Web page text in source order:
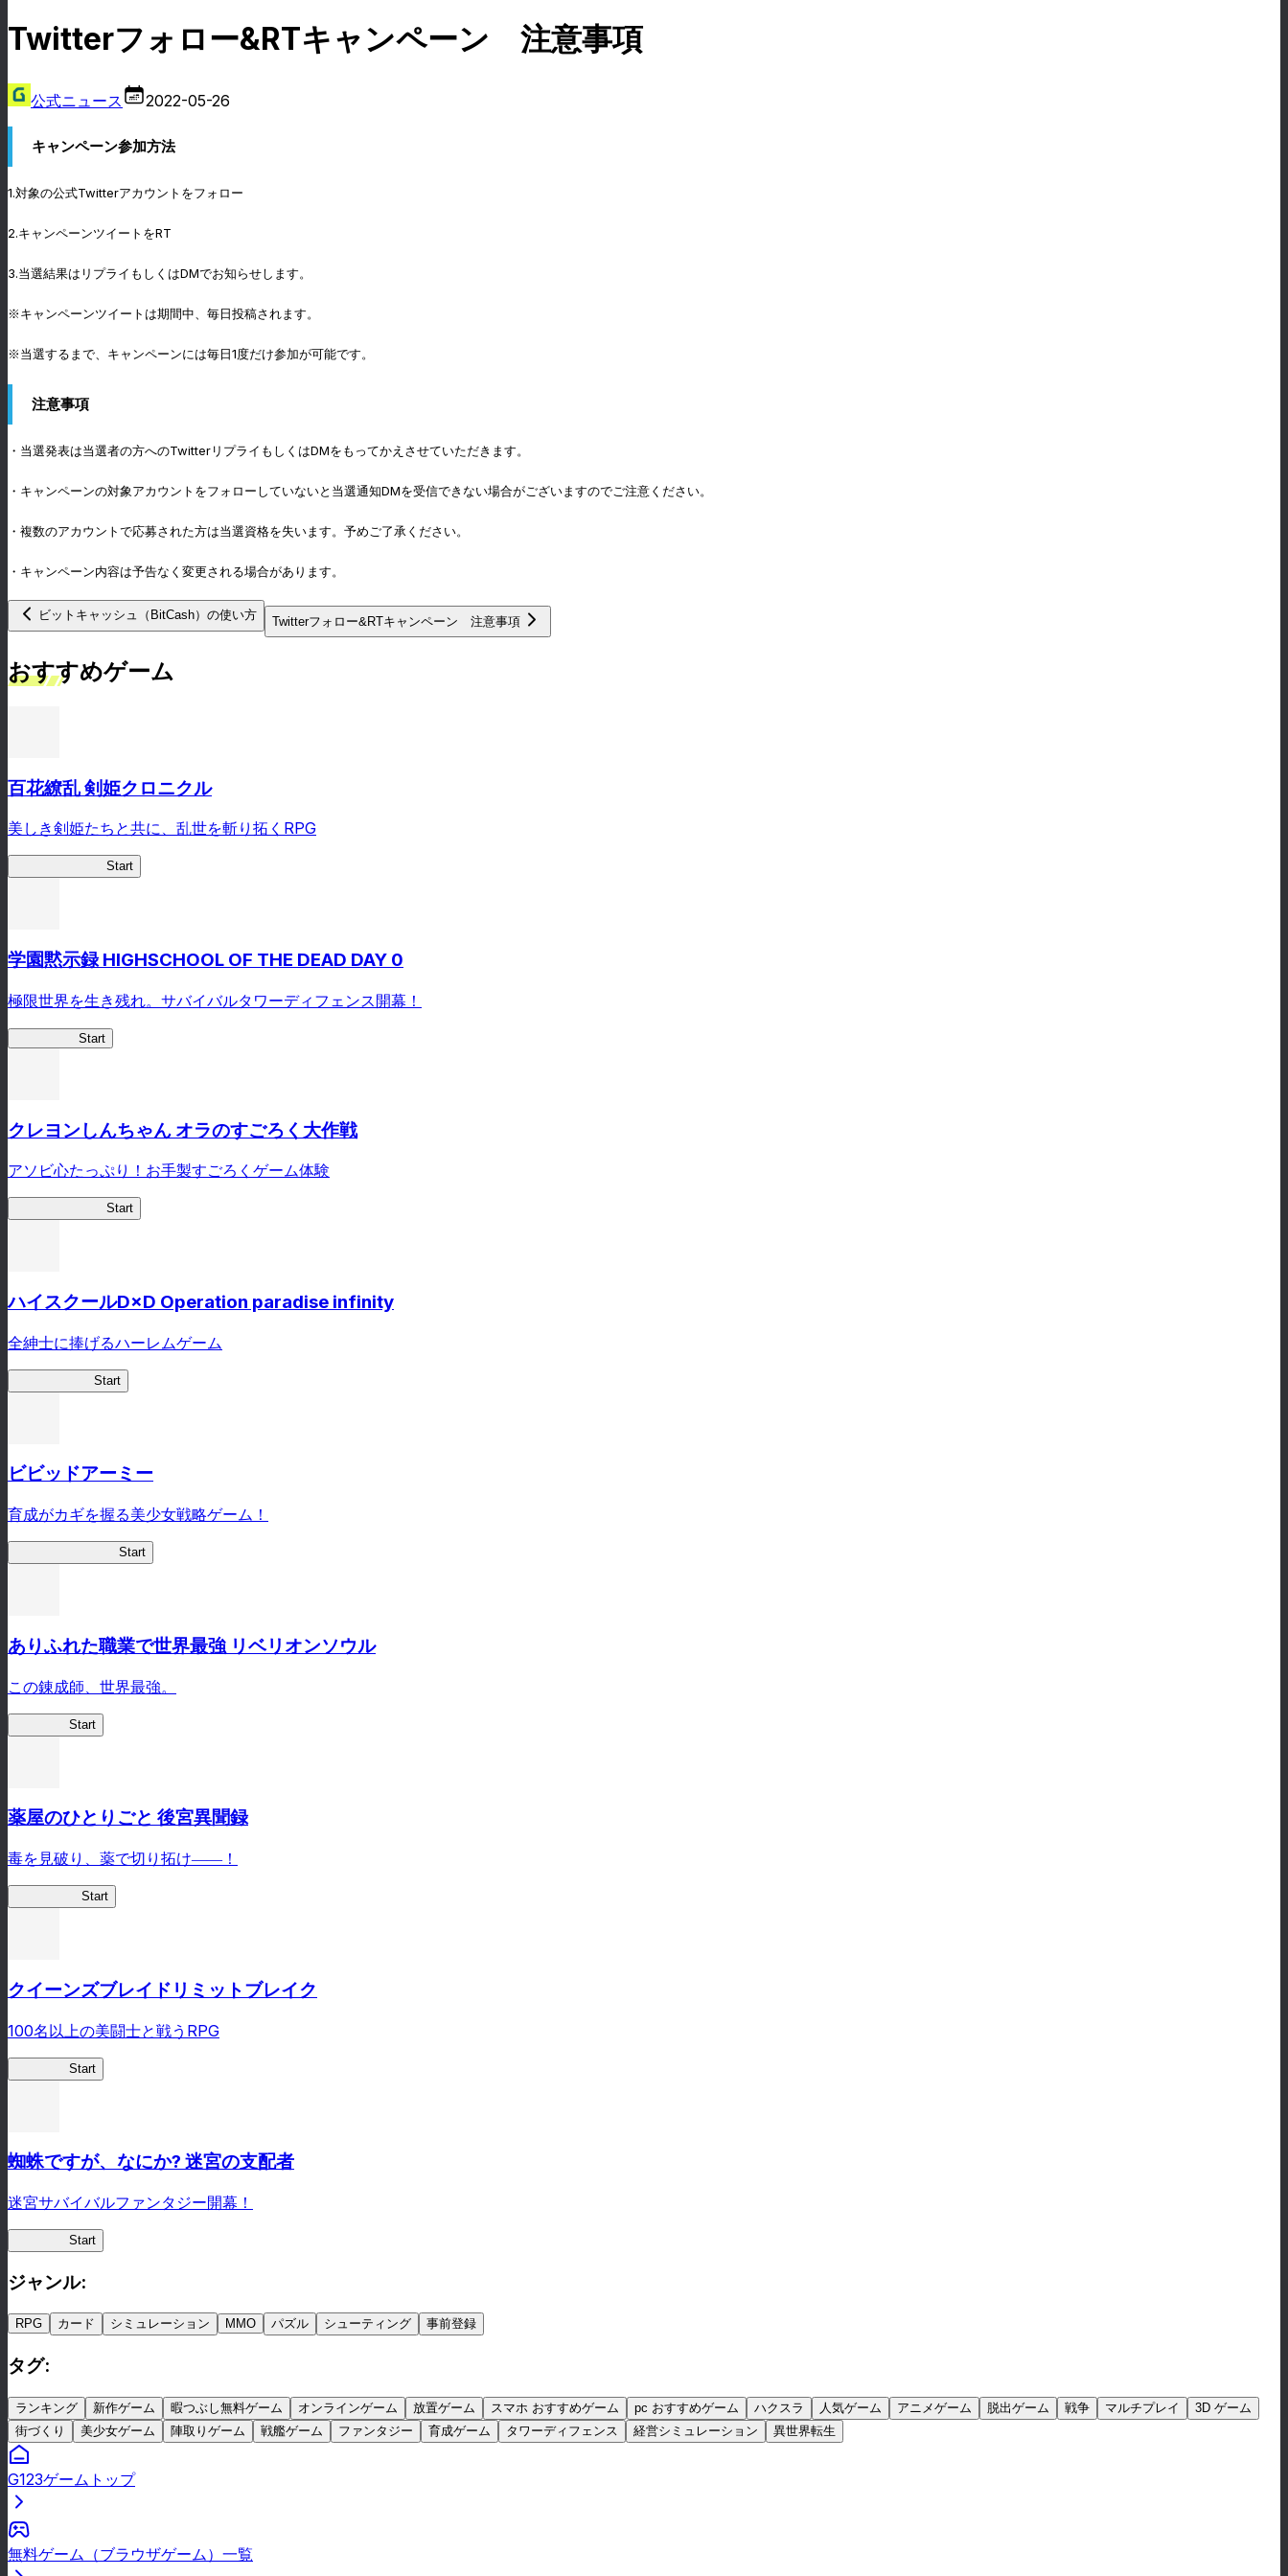
Twitterフォロー&RTキャンペーン 注意事項
公式ニュース 2022-05-26
キャンペーン参加方法
1.対象の公式Twitterアカウントをフォロー
2.キャンペーンツイートをRT
3.当選結果はリプライもしくはDMでお知らせします。
※キャンペーンツイートは期間中、毎日投稿されます。
※当選するまで、キャンペーンには毎日1度だけ参加が可能です。
注意事項
・当選発表は当選者の方へのTwitterリプライもしくはDMをもってかえさせていただきます。
・キャンペーンの対象アカウントをフォローしていないと当選通知DMを受信できない場合がございますのでご注意ください。
・複数のアカウントで応募された方は当選資格を失います。予めご了承ください。
・キャンペーン内容は予告なく変更される場合があります。
ビットキャッシュ（BitCash）の使い方 Twitterフォロー&RTキャンペーン 注意事項
おすすめゲーム
百花繚乱 剣姫クロニクル
美しき剣姫たちと共に、乱世を斬り拓くRPG
Start
学園黙示録 HIGHSCHOOL OF THE DEAD DAY 0
極限世界を生き残れ。サバイバルタワーディフェンス開幕！
Start
クレヨンしんちゃん オラのすごろく大作戦
アソビ心たっぷり！お手製すごろくゲーム体験
Start
ハイスクールD×D Operation paradise infinity
全紳士に捧げるハーレムゲーム
Start
ビビッドアーミー
育成がカギを握る美少女戦略ゲーム！
Start
ありふれた職業で世界最強 リベリオンソウル
この錬成師、世界最強。
Start
薬屋のひとりごと 後宮異聞録
毒を見破り、薬で切り拓け――！
Start
クイーンズブレイドリミットブレイク
100名以上の美闘士と戦うRPG
Start
蜘蛛ですが、なにか? 迷宮の支配者
迷宮サバイバルファンタジー開幕！
Start
ジャンル:
RPG カード シミュレーション MMO パズル シューティング 事前登録
タグ:
ランキング 新作ゲーム 暇つぶし無料ゲーム オンラインゲーム 放置ゲーム スマホ おすすめゲーム pc おすすめゲーム ハクスラ 人気ゲーム アニメゲーム 脱出ゲーム 戦争 マルチプレイ
3D ゲーム
街づくり
美少女ゲーム 陣取りゲーム 戦艦ゲーム ファンタジー 育成ゲーム タワーディフェンス 経営シミュレーション 異世界転生
G123ゲームトップ
無料ゲーム（ブラウザゲーム）一覧